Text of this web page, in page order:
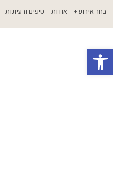
פתח סרגל נגישות
בחר אירוע + אודות טיפים ורעיונות